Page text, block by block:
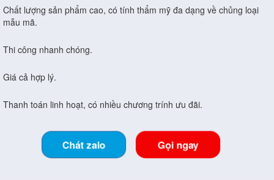
Chất lượng sản phẩm cao, có tính thẩm mỹ đa dạng về chủng loại
mẫu mã.
Thi công nhanh chóng.
Giá cả hợp lý.
Thanh toán linh hoạt, có nhiều chương trính ưu đãi.
Chát zalo Gọi ngay